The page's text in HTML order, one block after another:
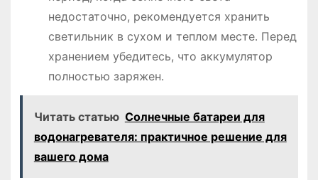
недостаточно, рекомендуется хранить
светильник в сухом и теплом месте․ Перед
хранением убедитесь, что аккумулятор
полностью заряжен․
Читать статью Солнечные батареи для
водонагревателя: практичное решение для
вашего дома